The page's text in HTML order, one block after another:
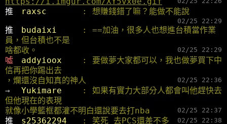
推 raxsc : 想賺錢錯了嘛？能做不能說
02/25 22:29
推 budaixi
: ==加油，很多人也想進台積當作業
員，但台積也不是
啥都收。
02/25 22:29
噓 addyioox
: 要做夢大家都可以，我也做夢買下中
信再把你踢出去
，爛還沒自知真的神人
02/25 22:36
→ Yukimare
: 如果有實力大部分人都會叫他趕快去
但他現在的表現
就像小學籃框都灌不明白還說要去打nba
02/25 22:37
推 s25362294 : 笑死 去PCS還差不多 02/25 22:38